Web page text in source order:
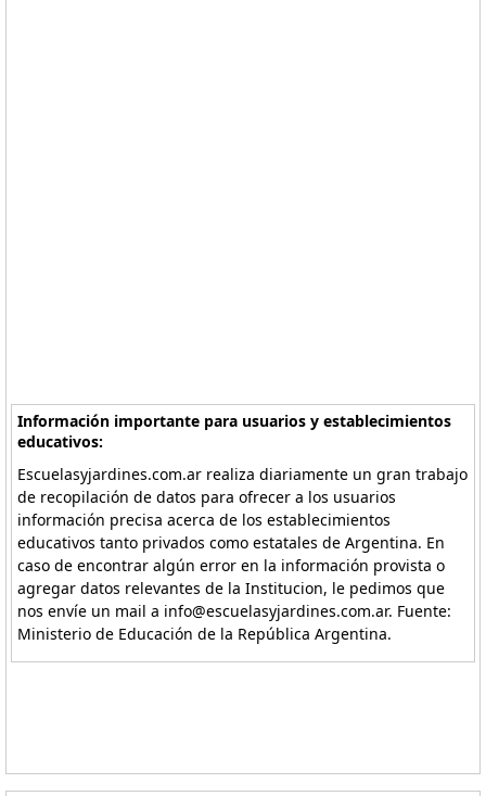
Información importante para usuarios y establecimientos
educativos:
Escuelasyjardines.com.ar realiza diariamente un gran trabajo
de recopilación de datos para ofrecer a los usuarios
información precisa acerca de los establecimientos
educativos tanto privados como estatales de Argentina. En
caso de encontrar algún error en la información provista o
agregar datos relevantes de la Institucion, le pedimos que
nos envíe un mail a info@escuelasyjardines.com.ar. Fuente:
Ministerio de Educación de la República Argentina.